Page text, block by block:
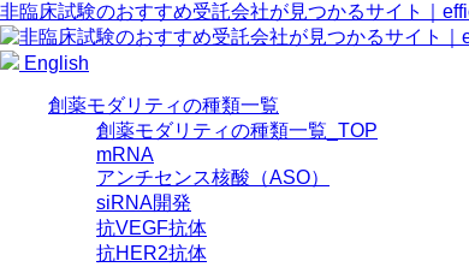
非臨床試験のおすすめ受託会社が見つかるサイト｜
English
創薬モダリティの種類一覧
創薬モダリティの種類一覧_TOP
mRNA
アンチセンス核酸（ASO）
siRNA開発
抗VEGF抗体
抗HER2抗体